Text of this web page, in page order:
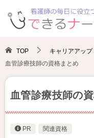
TOP キャリアアップ
血管診療技師の資格まとめ
血管診療技師の
PR 関連資格